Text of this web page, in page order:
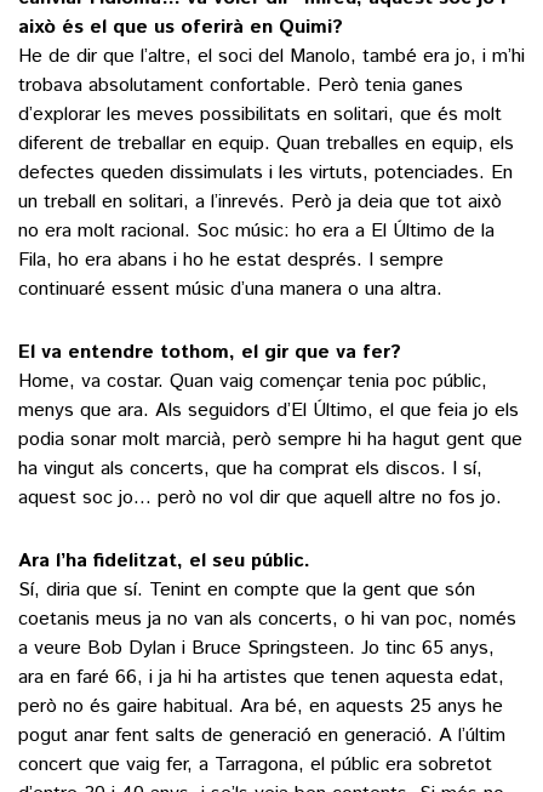
això és el que us oferirà en Quimi?
He de dir que l’altre, el soci del Manolo, també era jo, i m’hi
trobava absolutament confortable. Però tenia ganes
d’explorar les meves possibilitats en solitari, que és molt
diferent de treballar en equip. Quan treballes en equip, els
defectes queden dissimulats i les virtuts, potenciades. En
un treball en solitari, a l’inrevés. Però ja deia que tot això
no era molt racional. Soc músic: ho era a El Último de la
Fila, ho era abans i ho he estat després. I sempre
continuaré essent músic d’una manera o una altra.
El va entendre tothom, el gir que va fer?
Home, va costar. Quan vaig començar tenia poc públic,
menys que ara. Als seguidors d’El Último, el que feia jo els
podia sonar molt marcià, però sempre hi ha hagut gent que
ha vingut als concerts, que ha comprat els discos. I sí,
aquest soc jo… però no vol dir que aquell altre no fos jo.
Ara l’ha fidelitzat, el seu públic.
Sí, diria que sí. Tenint en compte que la gent que són
coetanis meus ja no van als concerts, o hi van poc, només
a veure Bob Dylan i Bruce Springsteen. Jo tinc 65 anys,
ara en faré 66, i ja hi ha artistes que tenen aquesta edat,
però no és gaire habitual. Ara bé, en aquests 25 anys he
pogut anar fent salts de generació en generació. A l’últim
concert que vaig fer, a Tarragona, el públic era sobretot